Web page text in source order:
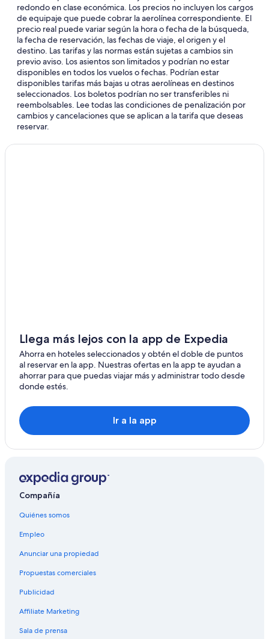
redondo en clase económica. Los precios no incluyen los cargos
de equipaje que puede cobrar la aerolínea correspondiente. El
precio real puede variar según la hora o fecha de la búsqueda,
la fecha de reservación, las fechas de viaje, el origen y el
destino. Las tarifas y las normas están sujetas a cambios sin
previo aviso. Los asientos son limitados y podrían no estar
disponibles en todos los vuelos o fechas. Podrían estar
disponibles tarifas más bajas u otras aerolíneas en destinos
seleccionados. Los boletos podrían no ser transferibles ni
reembolsables. Lee todas las condiciones de penalización por
cambios y cancelaciones que se aplican a la tarifa que deseas
reservar.
Llega más lejos con la app de Expedia
Ahorra en hoteles seleccionados y obtén el doble de puntos
al reservar en la app. Nuestras ofertas en la app te ayudan a
ahorrar para que puedas viajar más y administrar todo desde
donde estés.
Ir a la app
Compañía
Quiénes somos
Empleo
Anunciar una propiedad
Propuestas comerciales
Publicidad
Affiliate Marketing
Sala de prensa